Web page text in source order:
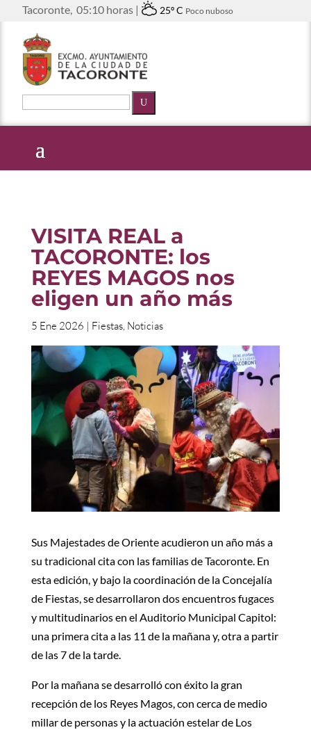
Tacoronte, 05:10 horas | 25º C Poco nuboso
U
VISITA REAL a
TACORONTE: los
REYES MAGOS nos
eligen un año más
5 Ene 2026 | Fiestas, Noticias
Sus Majestades de Oriente acudieron un año más a
su tradicional cita con las familias de Tacoronte. En
esta edición, y bajo la coordinación de la Concejalía
de Fiestas, se desarrollaron dos encuentros fugaces
y multitudinarios en el Auditorio Municipal Capitol:
una primera cita a las 11 de la mañana y, otra a partir
de las 7 de la tarde.
Por la mañana se desarrolló con éxito la gran
recepción de los Reyes Magos, con cerca de medio
millar de personas y la actuación estelar de Los